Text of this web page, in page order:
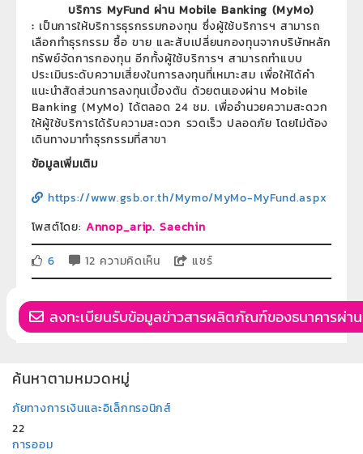
บริการ MyFund ผ่าน Mobile Banking (MyMo)
: เป็นการให้บริการธุรกรรมกองทุน ซึ่งผู้ใช้บริการฯ สามารถ
เลือกทำธุรกรรม ซื้อ ขาย และสับเปลี่ยนกองทุนจากบริษัทหลัก
ทรัพย์จัดการกองทุน อีกทั้งผู้ใช้บริการฯ สามารถทำแบบ
ประเมินระดับความเสี่ยงในการลงทุนที่เหมาะสม เพื่อให้ได้คำ
แนะนำสัดส่วนการลงทุนเบื้องต้น ด้วยตนเองผ่าน Mobile
Banking (MyMo) ได้ตลอด 24 ชม. เพื่ออำนวยความสะดวก
ให้ผู้ใช้บริการได้รับความสะดวก รวดเร็ว ปลอดภัย โดยไม่ต้อง
เดินทางมาทำธุรกรรมที่สาขา
ข้อมูลเพิ่มเติม
https://www.gsb.or.th/Mymo/MyMo-MyFund.aspx
โพสต์โดย:Annop_arip. Saechin
6
12 ความคิดเห็น แชร์
ลงทะเบียนรับข้อมูลข่าวสารผลิตภัณฑ์ของธนาคารผ่า
ค้นหาตามหมวดหมู่
ภัยทางการเงินและอิเล็กทรอนิกส์
22
การออม